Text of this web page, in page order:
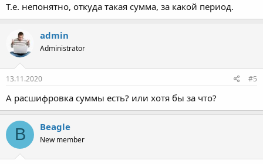
Т.е. непонятно, откуда такая сумма, за какой период.
admin
Administrator
13.11.2020 #5
А расшифровка суммы есть? или хотя бы за что?
B Beagle
New member